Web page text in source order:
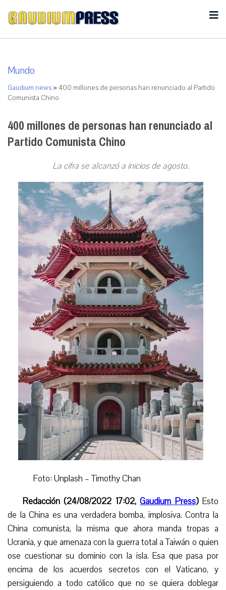
Mundo
Gaudium news > 400 millones de personas han renunciado al Partido
Comunista Chino
400 millones de personas han renunciado al
Partido Comunista Chino
La cifra se alcanzó a inicios de agosto.
Foto: Unplash – Timothy Chan
Redacción (24/08/2022 17:02,Gaudium Press) Esto
de la China es una verdadera bomba, implosiva. Contra la
China comunista, la misma que ahora manda tropas a
Ucrania, y que amenaza con la guerra total a Taiwán o quien
ose cuestionar su dominio con la isla. Esa que pasa por
encima de los acuerdos secretos con el Vaticano, y
persiguiendo a todo católico que no se quiera doblegar